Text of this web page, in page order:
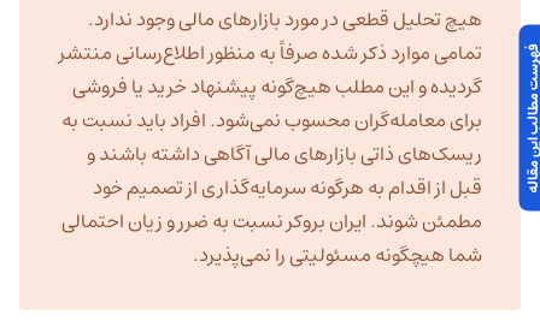
هیچ تحلیل قطعی در مورد بازارهای مالی وجود ندارد.
تمامی موارد ذکر شده صرفاً به منظور اطلاع‌رسانی منتشر
گردیده و این مطلب هیچ‌گونه پیشنهاد خرید یا فروشی
برای معامله‌گران محسوب نمی‌شود. افراد باید نسبت به
ریسک‌های ذاتی بازارهای مالی آگاهی داشته باشند و
قبل از اقدام به هرگونه سرمایه‌گذاری از تصمیم خود
مطمئن شوند. ایران بروکر نسبت به ضرر و زیان احتمالی
شما هیچگونه مسئولیتی را نمی‌پذیرد.
مقاله